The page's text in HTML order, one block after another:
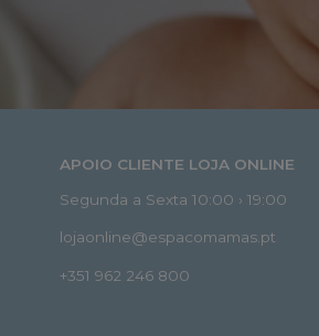
APOIO CLIENTE LOJA ONLINE
Segunda a Sexta 10:00 › 19:00
lojaonline@espacomamas.pt
+351 962 246 800